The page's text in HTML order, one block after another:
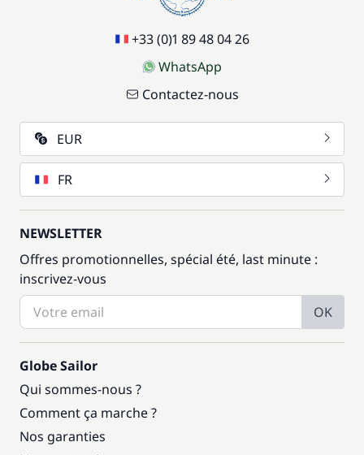
+33 (0)1 89 48 04 26
WhatsApp
Contactez-nous
EUR
FR
NEWSLETTER
Offres promotionnelles, spécial été, last minute :
inscrivez-vous
OK
Globe Sailor
Qui sommes-nous ?
Comment ça marche ?
Nos garanties